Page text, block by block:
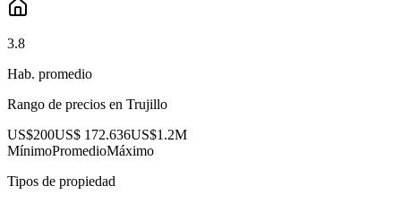
3.8
Hab. promedio
Rango de precios en Trujillo
US$200US$ 172.636US$1.2M
MínimoPromedioMáximo
Tipos de propiedad